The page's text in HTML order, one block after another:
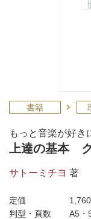
書籍
もっと音楽が好き
上達の基本
サトーミチヨ 著
定価
判型・頁数
A5・